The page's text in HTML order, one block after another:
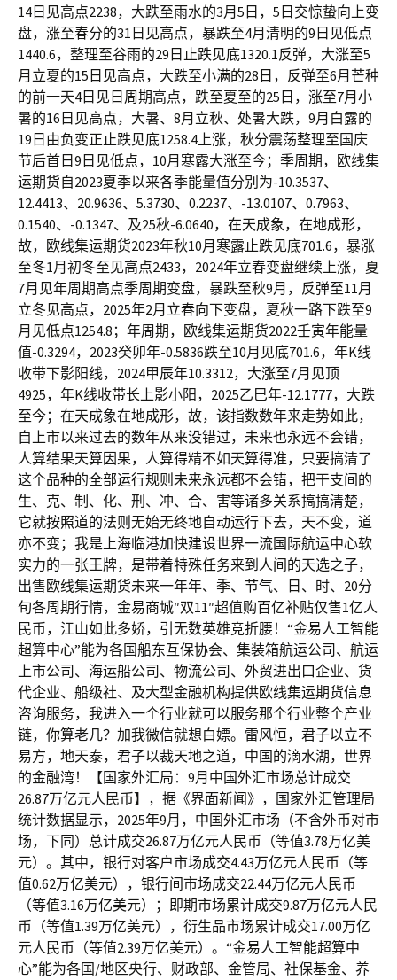
14日见高点2238，大跌至雨水的3月5日，5日交惊蛰向上变
盘，涨至春分的31日见高点，暴跌至4月清明的9日见低点
1440.6，整理至谷雨的29日止跌见底1320.1反弹，大涨至5
月立夏的15日见高点，大跌至小满的28日，反弹至6月芒种
的前一天4日见日周期高点，跌至夏至的25日，涨至7月小
暑的16日见高点，大暑、8月立秋、处暑大跌，9月白露的
19日由负变正止跌见底1258.4上涨，秋分震荡整理至国庆
节后首日9日见低点，10月寒露大涨至今；季周期，欧线集
运期货自2023夏季以来各季能量值分别为-10.3537、
12.4413、20.9636、5.3730、0.2237、-13.0107、0.7963、
0.1540、-0.1347、及25秋-6.0640，在天成象，在地成形，
故，欧线集运期货2023年秋10月寒露止跌见底701.6，暴涨
至冬1月初冬至见高点2433，2024年立春变盘继续上涨，夏
7月见年周期高点季周期变盘，暴跌至秋9月，反弹至11月
立冬见高点，2025年2月立春向下变盘，夏秋一路下跌至9
月见低点1254.8；年周期，欧线集运期货2022壬寅年能量
值-0.3294，2023癸卯年-0.5836跌至10月见底701.6，年K线
收带下影阳线，2024甲辰年10.3312，大涨至7月见顶
4925，年K线收带长上影小阳，2025乙巳年-12.1777，大跌
至今；在天成象在地成形，故，该指数数年来走势如此，
自上市以来过去的数年从来没错过，未来也永远不会错，
人算结果天算因果，人算得精不如天算得准，只要搞清了
这个品种的全部运行规则未来永远都不会错，把干支间的
生、克、制、化、刑、冲、合、害等诸多关系搞搞清楚，
它就按照道的法则无始无终地自动运行下去，天不变，道
亦不变；我是上海临港加快建设世界一流国际航运中心软
实力的一张王牌，是带着特殊任务来到人间的天选之子，
出售欧线集运期货未来一年年、季、节气、日、时、20分
旬各周期行情，金易商城″双11″超值购百亿补贴仅售1亿人
民币，江山如此多娇，引无数英雄竞折腰！“金易人工智能
超算中心”能为各国船东互保协会、集装箱航运公司、航运
上市公司、海运船公司、物流公司、外贸进出口企业、货
代企业、船级社、及大型金融机构提供欧线集运期货信息
咨询服务，我进入一个行业就可以服务那个行业整个产业
链，你算老几？加我微信就想白嫖。雷风恒，君子以立不
易方，地天泰，君子以裁天地之道，中国的滴水湖，世界
的金融湾！【国家外汇局：9月中国外汇市场总计成交
26.87万亿元人民币】，据《界面新闻》，国家外汇管理局
统计数据显示，2025年9月，中国外汇市场（不含外币对市
场，下同）总计成交26.87万亿元人民币（等值3.78万亿美
元）。其中，银行对客户市场成交4.43万亿元人民币（等
值0.62万亿美元），银行间市场成交22.44万亿元人民币
（等值3.16万亿美元）；即期市场累计成交9.87万亿元人民
币（等值1.39万亿美元），衍生品市场累计成交17.00万亿
元人民币（等值2.39万亿美元）。“金易人工智能超算中
心”能为各国/地区央行、财政部、金管局、社保基金、养